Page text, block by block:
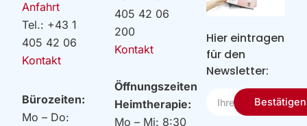
Anfahrt
Tel.: +43 1
405 42 06
Kontakt
Bürozeiten:
Mo – Do:
405 42 06
200
Kontakt
Öffnungszeiten
Heimtherapie:
Mo – Mi: 8:30
Hier eintragen
für den
Newsletter:
Email
Bestätigen